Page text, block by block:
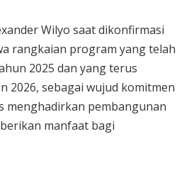
Wilyo saat dikonfirmasi
rangkaian program yang telah
2025 dan yang terus
2026, sebagai wujud komitmen
menghadirkan pembangunan
manfaat bagi